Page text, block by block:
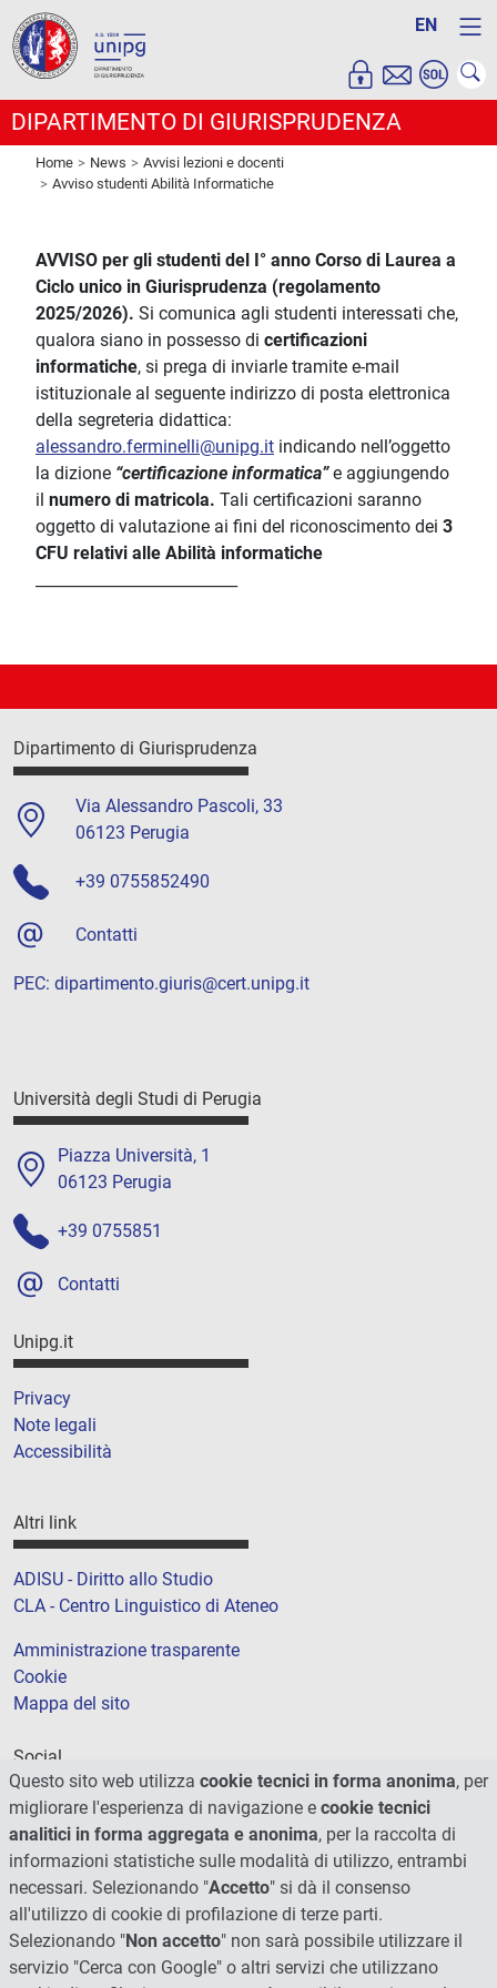
EN
DIPARTIMENTO DI GIURISPRUDENZA
Home News
Avvisi lezioni e docenti
Avviso studenti Abilità Informatiche
AVVISO per gli studenti del I° anno Corso di Laurea a
Ciclo unico in Giurisprudenza (regolamento
2025/2026). Si comunica agli studenti interessati che,
qualora siano in possesso di certificazioni
informatiche, si prega di inviarle tramite e-mail
istituzionale al seguente indirizzo di posta elettronica
della segreteria didattica:
alessandro.ferminelli@unipg.it indicando nell’oggetto
la dizione “certificazione informatica” e aggiungendo
il numero di matricola. Tali certificazioni saranno
oggetto di valutazione ai fini del riconoscimento dei 3
CFU relativi alle Abilità informatiche
Dipartimento di Giurisprudenza
Via Alessandro Pascoli, 33
06123 Perugia
+39 0755852490
Contatti
PEC: dipartimento.giuris@cert.unipg.it
Università degli Studi di Perugia
Piazza Università, 1
06123 Perugia
+39 0755851
Contatti
Unipg.it
Privacy
Note legali
Accessibilità
Altri link
ADISU - Diritto allo Studio
CLA - Centro Linguistico di Ateneo
Amministrazione trasparente
Cookie
Mappa del sito
Social
Questo sito web utilizza cookie tecnici in forma anonima, per
migliorare l'esperienza di navigazione e cookie tecnici
analitici in forma aggregata e anonima, per la raccolta di
informazioni statistiche sulle modalità di utilizzo, entrambi
necessari. Selezionando "Accetto" si dà il consenso
all'utilizzo di cookie di profilazione di terze parti.
Selezionando "Non accetto" non sarà possibile utilizzare il
servizio "Cerca con Google" o altri servizi che utilizzano